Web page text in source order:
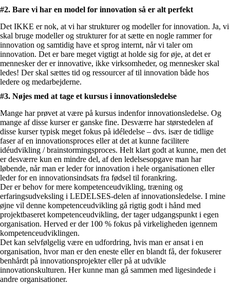
#2. Bare vi har en model for innovation så er alt perfekt
Det IKKE er nok, at vi har strukturer og modeller for innovation. Ja, vi
skal bruge modeller og strukturer for at sætte en nogle rammer for
innovation og samtidig have et sprog internt, når vi taler om
innovation. Det er bare meget vigtigt at holde sig for øje, at det er
mennesker der er innovative, ikke virksomheder, og mennesker skal
ledes! Der skal sættes tid og ressourcer af til innovation både hos
ledere og medarbejderne.
#3. Nøjes med at tage et kursus i innovationsledelse
Mange har prøvet at være på kursus indenfor innovationsledelse. Og
mange af disse kurser er ganske fine. Desværre har størstedelen af
disse kurser typisk meget fokus på idéledelse – dvs. især de tidlige
faser af en innovationsproces eller at det at kunne facilitere
idéudvikling / brainstormingsproces. Helt klart godt at kunne, men det
er desværre kun en mindre del, af den ledelsesopgave man har
løbende, når man er leder for innovation i hele organisationen eller
leder for en innovationsindsats fra fødsel til forankring.
Der er behov for mere kompetenceudvikling, træning og
erfaringsudveksling i LEDELSES-delen af innovationsledelse. I mine
øjne vil denne kompetenceudvikling gå rigtig godt i hånd med
projektbaseret kompetenceudvikling, der tager udgangspunkt i egen
organisation. Herved er der 100 % fokus på virkeligheden igennem
kompetenceudviklingen.
Det kan selvfølgelig være en udfordring, hvis man er ansat i en
organisation, hvor man er den eneste eller en blandt få, der fokuserer
benhårdt på innovationsprojekter eller på at udvikle
innovationskulturen. Her kunne man gå sammen med ligesindede i
andre organisationer.